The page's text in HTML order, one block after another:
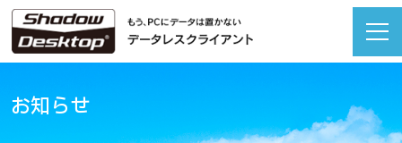
お知らせ